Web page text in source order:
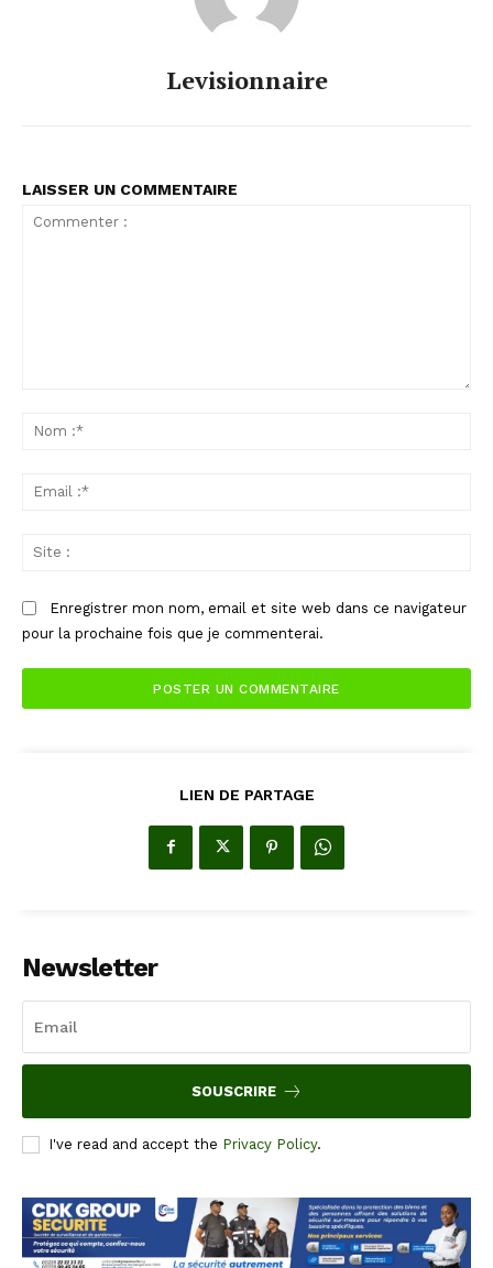
Levisionnaire
LAISSER UN COMMENTAIRE
Enregistrer mon nom, email et site web dans ce navigateur
pour la prochaine fois que je commenterai.
LIEN DE PARTAGE
Newsletter
SOUSCRIRE
I've read and accept the Privacy Policy.